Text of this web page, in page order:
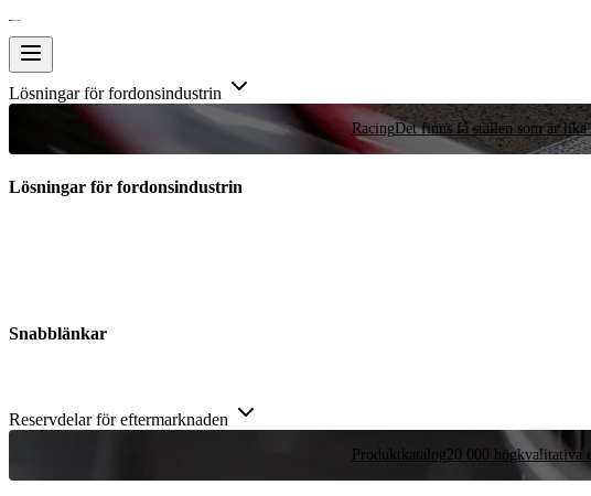
Lösningar för fordonsindustrin
RacingDet finns få ställen som är lika
Lösningar för fordonsindustrin
Snabblänkar
Reservdelar för eftermarknaden
Produktkatalog20 000 högkvalitativa